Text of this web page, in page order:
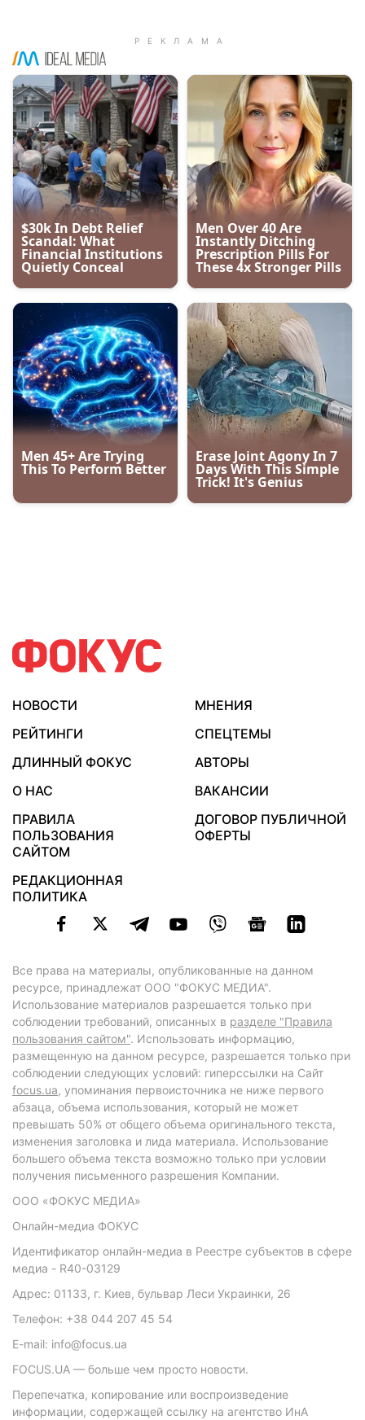
НОВОСТИ
МНЕНИЯ
РЕЙТИНГИ
СПЕЦТЕМЫ
ДЛИННЫЙ ФОКУС
АВТОРЫ
О НАС
ВАКАНСИИ
ПРАВИЛА
ПОЛЬЗОВАНИЯ
САЙТОМ
ДОГОВОР ПУБЛИЧНОЙ
ОФЕРТЫ
РЕДАКЦИОННАЯ
ПОЛИТИКА
Все права на материалы, опубликованные на данном
ресурсе, принадлежат ООО "ФОКУС МЕДИА".
Использование материалов разрешается только при
соблюдении требований, описанных в разделе "Правила
пользования сайтом". Использовать информацию,
размещенную на данном ресурсе, разрешается только при
соблюдении следующих условий: гиперссылки на Сайт
focus.ua, упоминания первоисточника не ниже первого
абзаца, объема использования, который не может
превышать 50% от общего объема оригинального текста,
изменения заголовка и лида материала. Использование
большего объема текста возможно только при условии
получения письменного разрешения Компании.
ООО «ФОКУС МЕДИА»
Онлайн-медиа ФОКУС
Идентификатор онлайн-медиа в Реестре субъектов в сфере
медиа - R40-03129
Адрес: 01133, г. Киев, бульвар Леси Украинки, 26
Телефон: +38 044 207 45 54
E-mail: info@focus.ua
FOCUS.UA — больше чем просто новости.
Перепечатка, копирование или воспроизведение
информации, содержащей ссылку на агентство ИнА